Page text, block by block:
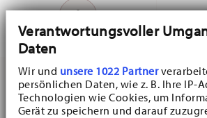
Verantwortungsvoller
Daten
Wir und unsere 1022 Partner
persönlichen Daten, wie z. B. Ihre IP-
Technologien wie Cookies, um
Gerät zu speichern und darauf
-10% -10%